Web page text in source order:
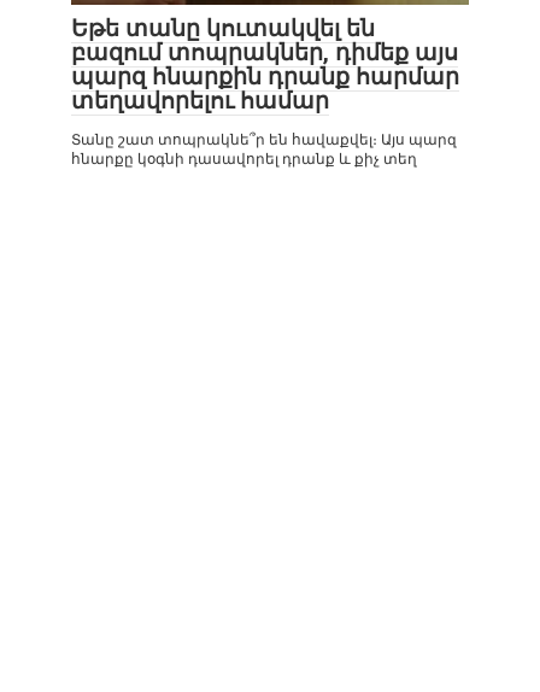
Եթե տանը կուտակվել են
բազում տոպրակներ, դիմեք այս
պարզ հնարքին դրանք հարմար
տեղավորելու համար
Տանը շատ տոպրակնե՞ր են հավաքվել։ Այս պարզ
հնարքը կօգնի դասավորել դրանք և քիչ տեղ